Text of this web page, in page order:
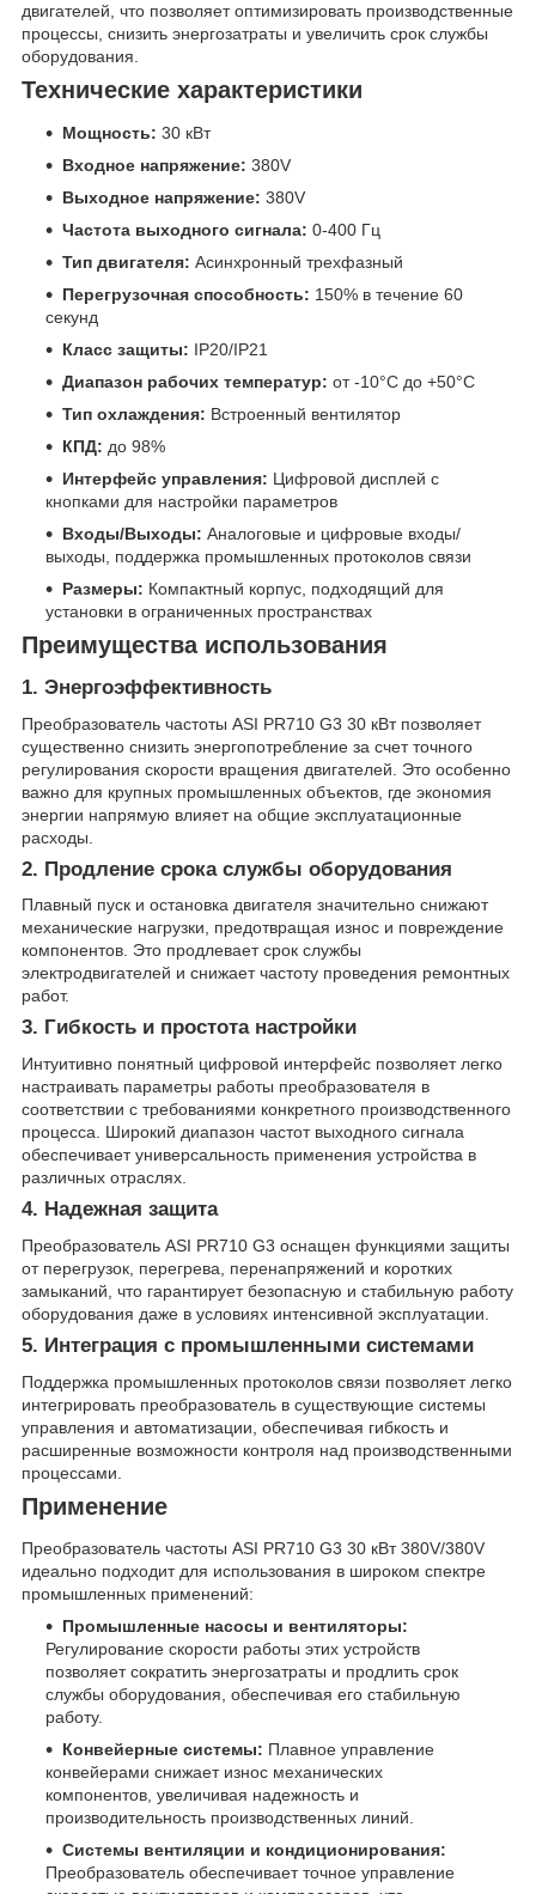
двигателей, что позволяет оптимизировать производственные
процессы, снизить энергозатраты и увеличить срок службы
оборудования.
Технические характеристики
Мощность: 30 кВт
Входное напряжение: 380V
Выходное напряжение: 380V
Частота выходного сигнала: 0-400 Гц
Тип двигателя: Асинхронный трехфазный
Перегрузочная способность: 150% в течение 60
секунд
Класс защиты: IP20/IP21
Диапазон рабочих температур: от -10°C до +50°C
Тип охлаждения: Встроенный вентилятор
КПД: до 98%
Интерфейс управления: Цифровой дисплей с
кнопками для настройки параметров
Входы/Выходы: Аналоговые и цифровые входы/
выходы, поддержка промышленных протоколов связи
Размеры: Компактный корпус, подходящий для
установки в ограниченных пространствах
Преимущества использования
1. Энергоэффективность
Преобразователь частоты ASI PR710 G3 30 кВт позволяет
существенно снизить энергопотребление за счет точного
регулирования скорости вращения двигателей. Это особенно
важно для крупных промышленных объектов, где экономия
энергии напрямую влияет на общие эксплуатационные
расходы.
2. Продление срока службы оборудования
Плавный пуск и остановка двигателя значительно снижают
механические нагрузки, предотвращая износ и повреждение
компонентов. Это продлевает срок службы
электродвигателей и снижает частоту проведения ремонтных
работ.
3. Гибкость и простота настройки
Интуитивно понятный цифровой интерфейс позволяет легко
настраивать параметры работы преобразователя в
соответствии с требованиями конкретного производственного
процесса. Широкий диапазон частот выходного сигнала
обеспечивает универсальность применения устройства в
различных отраслях.
4. Надежная защита
Преобразователь ASI PR710 G3 оснащен функциями защиты
от перегрузок, перегрева, перенапряжений и коротких
замыканий, что гарантирует безопасную и стабильную работу
оборудования даже в условиях интенсивной эксплуатации.
5. Интеграция с промышленными системами
Поддержка промышленных протоколов связи позволяет легко
интегрировать преобразователь в существующие системы
управления и автоматизации, обеспечивая гибкость и
расширенные возможности контроля над производственными
процессами.
Применение
Преобразователь частоты ASI PR710 G3 30 кВт 380V/380V
идеально подходит для использования в широком спектре
промышленных применений:
Промышленные насосы и вентиляторы:
Регулирование скорости работы этих устройств
позволяет сократить энергозатраты и продлить срок
службы оборудования, обеспечивая его стабильную
работу.
Конвейерные системы: Плавное управление
конвейерами снижает износ механических
компонентов, увеличивая надежность и
производительность производственных линий.
Системы вентиляции и кондиционирования:
Преобразователь обеспечивает точное управление